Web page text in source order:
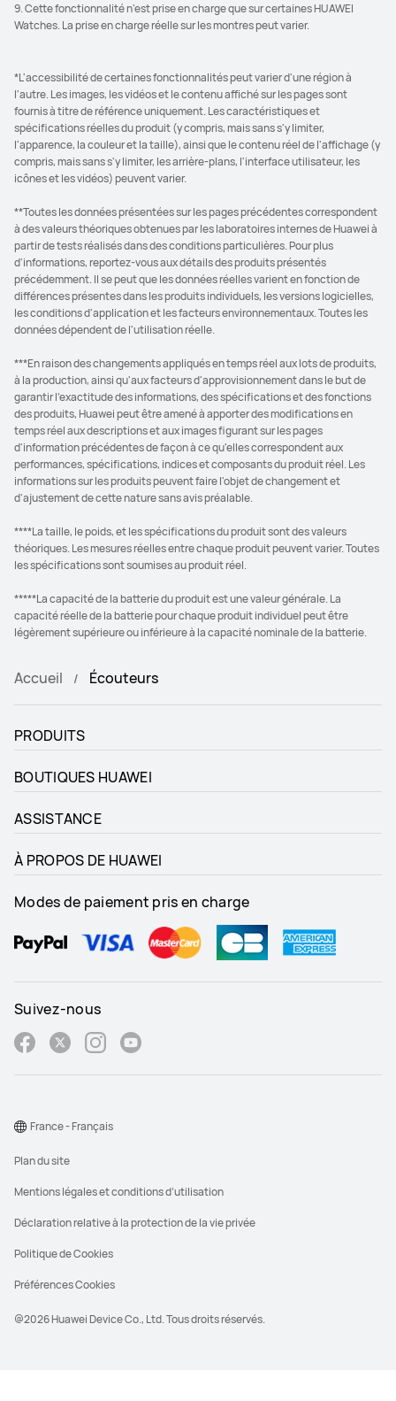
9. Cette fonctionnalité n'est prise en charge que sur certaines HUAWEI
Watches. La prise en charge réelle sur les montres peut varier.
*L'accessibilité de certaines fonctionnalités peut varier d'une région à
l'autre. Les images, les vidéos et le contenu affiché sur les pages sont
fournis à titre de référence uniquement. Les caractéristiques et
spécifications réelles du produit (y compris, mais sans s'y limiter,
l'apparence, la couleur et la taille), ainsi que le contenu réel de l'affichage (y
compris, mais sans s'y limiter, les arrière-plans, l'interface utilisateur, les
icônes et les vidéos) peuvent varier.
**Toutes les données présentées sur les pages précédentes correspondent
à des valeurs théoriques obtenues par les laboratoires internes de Huawei à
partir de tests réalisés dans des conditions particulières. Pour plus
d'informations, reportez-vous aux détails des produits présentés
précédemment. Il se peut que les données réelles varient en fonction de
différences présentes dans les produits individuels, les versions logicielles,
les conditions d'application et les facteurs environnementaux. Toutes les
données dépendent de l'utilisation réelle.
***En raison des changements appliqués en temps réel aux lots de produits,
à la production, ainsi qu'aux facteurs d'approvisionnement dans le but de
garantir l'exactitude des informations, des spécifications et des fonctions
des produits, Huawei peut être amené à apporter des modifications en
temps réel aux descriptions et aux images figurant sur les pages
d'information précédentes de façon à ce qu'elles correspondent aux
performances, spécifications, indices et composants du produit réel. Les
informations sur les produits peuvent faire l'objet de changement et
d'ajustement de cette nature sans avis préalable.
****La taille, le poids, et les spécifications du produit sont des valeurs
théoriques. Les mesures réelles entre chaque produit peuvent varier. Toutes
les spécifications sont soumises au produit réel.
*****La capacité de la batterie du produit est une valeur générale. La
capacité réelle de la batterie pour chaque produit individuel peut être
légèrement supérieure ou inférieure à la capacité nominale de la batterie.
Accueil Écouteurs
PRODUITS
BOUTIQUES HUAWEI
ASSISTANCE
À PROPOS DE HUAWEI
Modes de paiement pris en charge
Suivez-nous
@2026 Huawei Device Co., Ltd. Tous droits réservés.
Plan du site
Mentions légales et conditions d’utilisation
Déclaration relative à la protection de la vie privée
Politique de Cookies
Préférences Cookies
France - Français